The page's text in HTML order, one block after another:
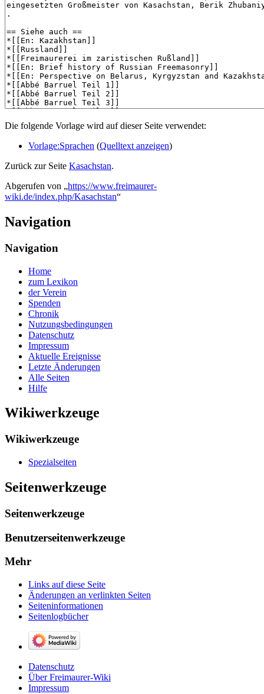
Die folgende Vorlage wird auf dieser Seite verwendet:
Vorlage:Sprachen (Quelltext anzeigen)
Zurück zur Seite Kasachstan.
Abgerufen von „https://www.freimaurer-
wiki.de/index.php/Kasachstan“
Navigation
Navigation
Home
zum Lexikon
der Verein
Spenden
Chronik
Nutzungsbedingungen
Datenschutz
Impressum
Aktuelle Ereignisse
Letzte Änderungen
Alle Seiten
Hilfe
Wikiwerkzeuge
Wikiwerkzeuge
Spezialseiten
Seitenwerkzeuge
Seitenwerkzeuge
Benutzerseitenwerkzeuge
Mehr
Links auf diese Seite
Änderungen an verlinkten Seiten
Seiten­­informationen
Seitenlogbücher
Datenschutz
Über Freimaurer-Wiki
Impressum